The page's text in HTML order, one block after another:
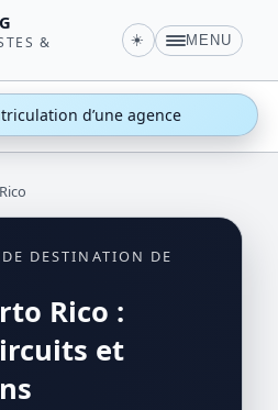
&
☀️ MENU
d’une agence
DESTINATION DE
Rico :
et